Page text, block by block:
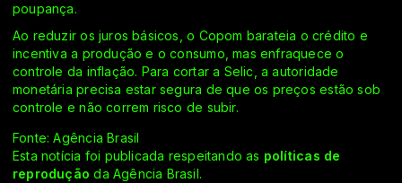
poupança.
Ao reduzir os juros básicos, o Copom barateia o crédito e
incentiva a produção e o consumo, mas enfraquece o
controle da inflação. Para cortar a Selic, a autoridade
monetária precisa estar segura de que os preços estão sob
controle e não correm risco de subir.
Fonte: Agência Brasil
Esta notícia foi publicada respeitando as políticas de
reprodução da Agência Brasil.